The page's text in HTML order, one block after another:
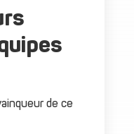
de ce